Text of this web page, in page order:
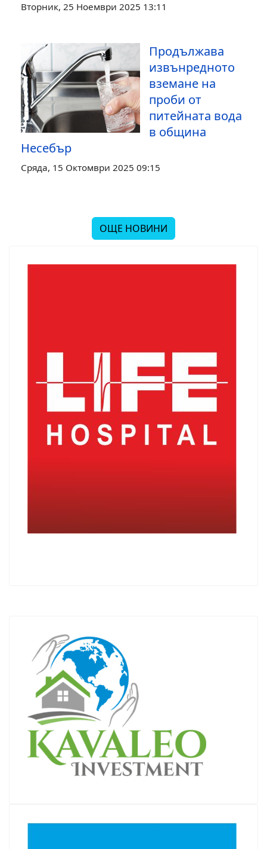
Вторник, 25 Ноември 2025 13:11
Продължава
извънредното
вземане на
проби от
питейната вода
в община
Несебър
Сряда, 15 Октомври 2025 09:15
ОЩЕ НОВИНИ